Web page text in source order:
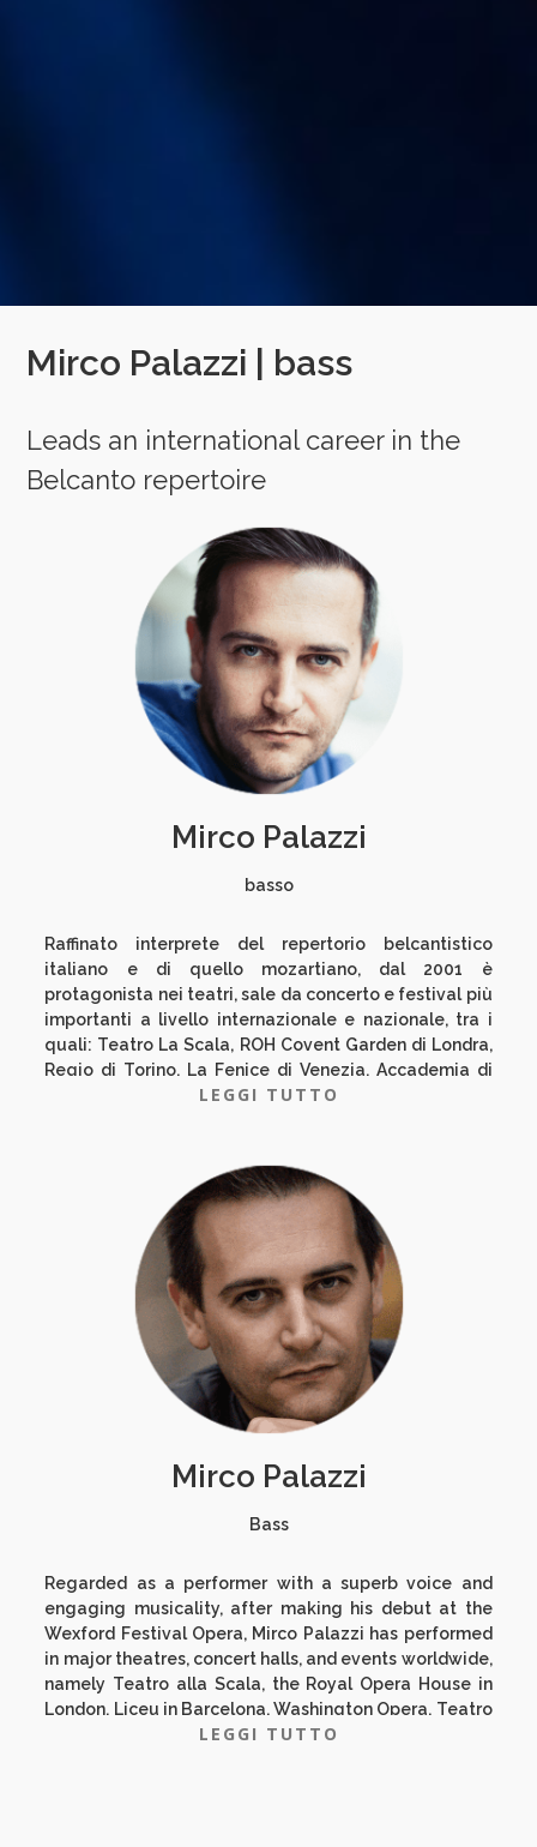
Mirco Palazzi | bass
Leads an international career in the
Belcanto repertoire
Mirco Palazzi
basso
Raffinato interprete del repertorio belcantistico
italiano e di quello mozartiano, dal 2001 è
protagonista nei teatri, sale da concerto e festival più
importanti a livello internazionale e nazionale, tra i
quali: Teatro La Scala, ROH Covent Garden di Londra,
Regio di Torino, La Fenice di Venezia, Accademia di
Santa Cecilia di Roma, Opera di Roma, Philarmonie di
Liceu di Barcellona, Opera di Washington, Opera di
Dallas, Festival Rossini di Pesaro e di Wildbad, Festival
di Saint Dennis, Festival di Edimburgo, Festival dei
Due Mondi di Spoleto. Durante la sua carriera ha
collaborato con i più importanti direttori, per citarne
solo alcuni: Abbado, Alessandrini, Benini, Chailly,
Chung, Fasolis, Gergiev, Hogwood, Pappano, Noseda, ,
Sado, Zedda… Sul palconscenico è stato guidato da
registi di fama internazionale come Ronconi, Pizzi,
Alden, Krief, Wagner, Pascoe, Carsen… Ha inciso per
Decca, Euroarts, Naxos, Bongiovanni, Operarara,
inizia giovanissimo lo studio del pianoforte per poi
al Conservatorio Rossini di Pesaro, sotto la guida di
LEGGI TUTTO
Mirco Palazzi
Bass
Regarded as a performer with a superb voice and
engaging musicality, after making his debut at the
Wexford Festival Opera, Mirco Palazzi has performed
in major theatres, concert halls, and events worldwide,
namely Teatro alla Scala, the Royal Opera House in
London, Liceu in Barcelona, Washington Opera, Teatro
Regio in Torino, Teatro La Fenice in Venice, Santa
LEGGI TUTTO